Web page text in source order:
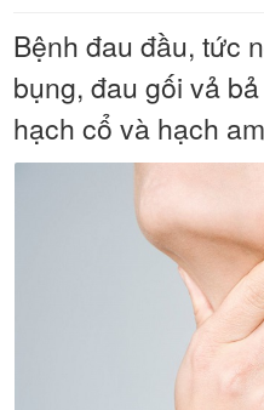
Bệnh đau đầu, tức
bụng, đau gối vả
hạch cổ và hạch